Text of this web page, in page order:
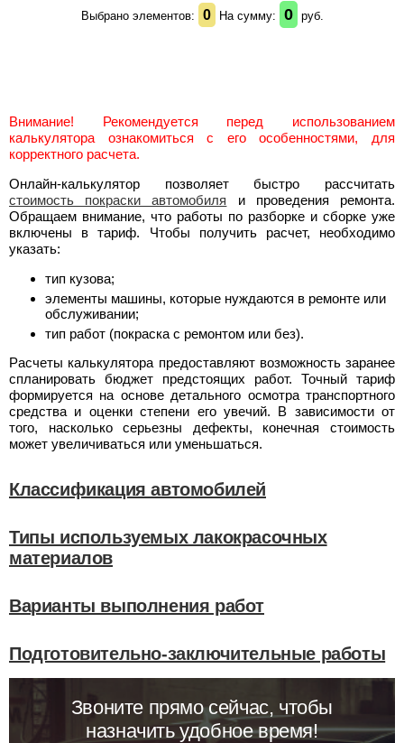
Выбрано элементов: 0 На сумму: 0 руб.
Внимание! Рекомендуется перед использованием
калькулятора ознакомиться с его особенностями, для
корректного расчета.
Онлайн-калькулятор позволяет быстро рассчитать
стоимость покраски автомобиля и проведения ремонта.
Обращаем внимание, что работы по разборке и сборке уже
включены в тариф. Чтобы получить расчет, необходимо
указать:
тип кузова;
элементы машины, которые нуждаются в ремонте или
обслуживании;
тип работ (покраска с ремонтом или без).
Расчеты калькулятора предоставляют возможность заранее
спланировать бюджет предстоящих работ. Точный тариф
формируется на основе детального осмотра транспортного
средства и оценки степени его увечий. В зависимости от
того, насколько серьезны дефекты, конечная стоимость
может увеличиваться или уменьшаться.
Классификация автомобилей
Типы используемых лакокрасочных
материалов
Варианты выполнения работ
Подготовительно-заключительные работы
Звоните прямо сейчас, чтобы
назначить удобное время!